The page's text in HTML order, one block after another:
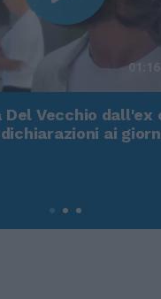
01:16
Del Vecchio dall'ex
ai